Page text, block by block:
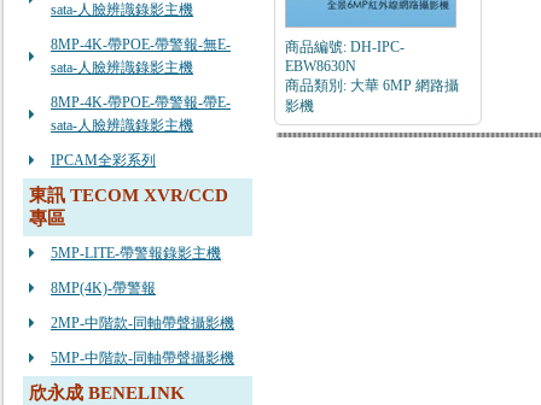
sata-人臉辨識錄影主機
8MP-4K-帶POE-帶警報-無E-
sata-人臉辨識錄影主機
8MP-4K-帶POE-帶警報-帶E-
sata-人臉辨識錄影主機
IPCAM全彩系列
東訊 TECOM XVR/CCD
專區
5MP-LITE-帶警報錄影主機
8MP(4K)-帶警報
2MP-中階款-同軸帶聲攝影機
5MP-中階款-同軸帶聲攝影機
欣永成 BENELINK
商品編號: DH-IPC-
EBW8630N
商品類別: 大華 6MP 網路攝
影機